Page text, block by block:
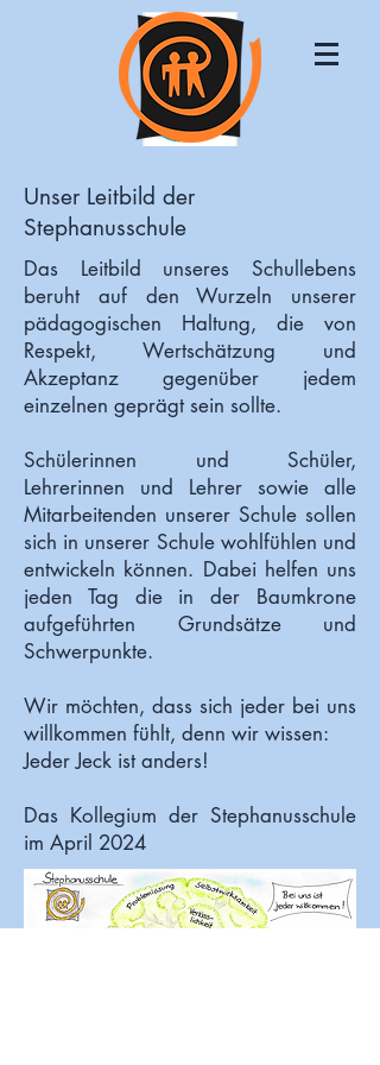
Unser Leitbild der
Stephanusschule
Das Leitbild unseres Schullebens
beruht auf den Wurzeln unserer
pädagogischen Haltung, die von
Respekt, Wertschätzung und
Akzeptanz gegenüber jedem
einzelnen geprägt sein sollte.
Schülerinnen und Schüler,
Lehrerinnen und Lehrer sowie alle
Mitarbeitenden unserer Schule sollen
sich in unserer Schule wohlfühlen und
entwickeln können. Dabei helfen uns
jeden Tag die in der Baumkrone
aufgeführten Grundsätze und
Schwerpunkte.
Wir möchten, dass sich jeder bei uns
willkommen fühlt, denn wir wissen:
Jeder Jeck ist anders!
Das Kollegium der Stephanusschule
im April 2024